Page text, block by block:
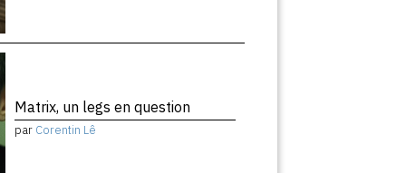
Matrix, un legs en question
par Corentin Lê